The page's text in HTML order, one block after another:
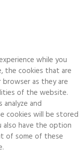
while you
the cookies that are
as they are
of the website.
and
cookies will be stored
also have the option
of some of these